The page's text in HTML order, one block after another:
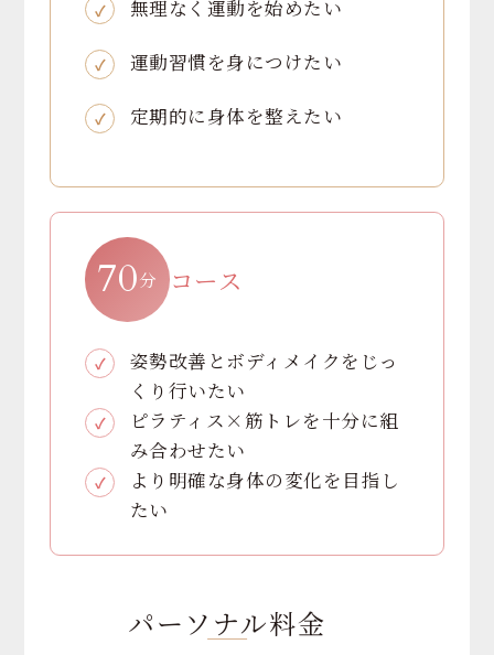
無理なく運動を始めたい
運動習慣を身につけたい
定期的に身体を整えたい
70分 コース
姿勢改善とボディメイクを じっ
くり行いたい
ピラティス×筋トレを十分に組
み合わせたい
より明確な身体の変化を 目指し
たい
パーソナル料金